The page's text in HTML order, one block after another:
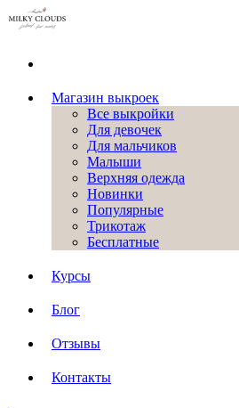
Магазин выкроек
Все выкройки
Для девочек
Для мальчиков
Малыши
Верхняя одежда
Новинки
Популярные
Трикотаж
Бесплатные
Курсы
Блог
Отзывы
Контакты